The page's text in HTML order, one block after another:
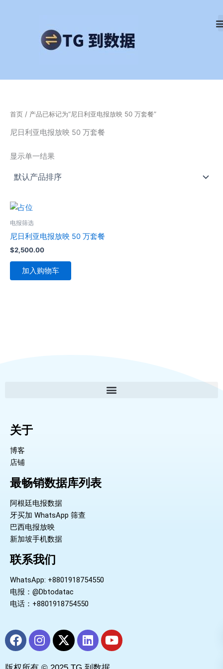
首页 / 产品已标记为“尼日利亚电报放映 50 万套餐”
尼日利亚电报放映 50 万套餐
显示单一结果
电报筛选
尼日利亚电报放映 50 万套餐
$2,500.00
加入购物车
关于
博客
店铺
最畅销数据库列表
阿根廷电报数据
牙买加 WhatsApp 筛查
巴西电报放映
新加坡手机数据
联系我们
WhatsApp: +8801918754550
电报：@Dbtodatac
电话：+8801918754550
F
a
I
n
X
-
L
i
Y
o